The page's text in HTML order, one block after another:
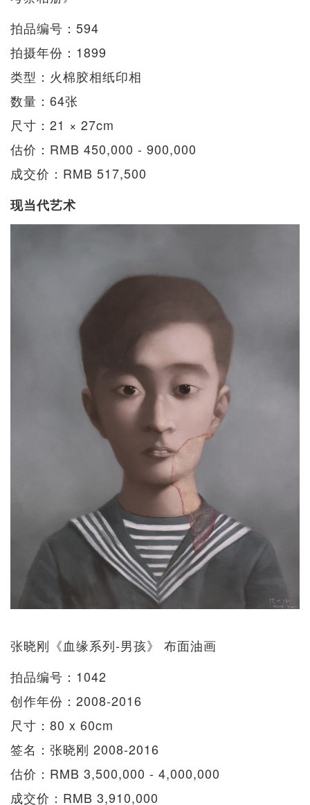
拍品编号：594
拍摄年份：1899
类型：火棉胶相纸印相
数量：64张
尺寸：21 × 27cm
估价：RMB 450,000 - 900,000
成交价：RMB 517,500
现当代艺术
张晓刚《血缘系列-男孩》 布面油画
拍品编号：1042
创作年份：2008-2016
尺寸：80 x 60cm
签名：张晓刚 2008-2016
估价：RMB 3,500,000 - 4,000,000
成交价：RMB 3,910,000